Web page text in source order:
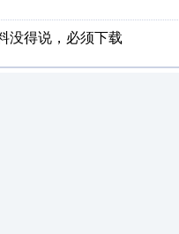
没得说，必须下载